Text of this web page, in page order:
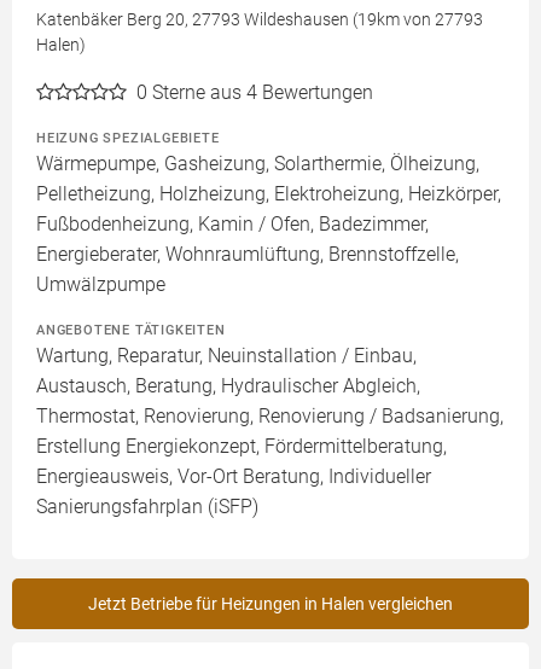
Katenbäker Berg 20, 27793 Wildeshausen (19km von 27793
Halen)
0 Sterne aus 4 Bewertungen
HEIZUNG SPEZIALGEBIETE
Wärmepumpe, Gasheizung, Solarthermie, Ölheizung,
Pelletheizung, Holzheizung, Elektroheizung, Heizkörper,
Fußbodenheizung, Kamin / Ofen, Badezimmer,
Energieberater, Wohnraumlüftung, Brennstoffzelle,
Umwälzpumpe
ANGEBOTENE TÄTIGKEITEN
Wartung, Reparatur, Neuinstallation / Einbau,
Austausch, Beratung, Hydraulischer Abgleich,
Thermostat, Renovierung, Renovierung / Badsanierung,
Erstellung Energiekonzept, Fördermittelberatung,
Energieausweis, Vor-Ort Beratung, Individueller
Sanierungsfahrplan (iSFP)
Jetzt Betriebe für Heizungen in Halen vergleichen